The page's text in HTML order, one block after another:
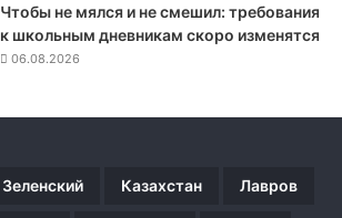
Чтобы не мялся и не смешил: требования
к школьным дневникам скоро изменятся
06.08.2026
Зеленский Казахстан Лавров